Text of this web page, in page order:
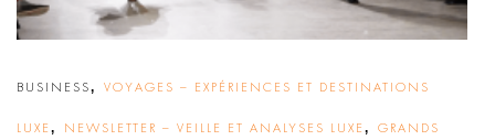
BUSINESS, VOYAGES – EXPÉRIENCES ET DESTINATIONS
LUXE , NEWSLETTER – VEILLE ET ANALYSES LUXE , GRANDS